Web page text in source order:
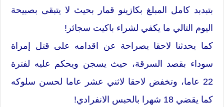
بتبدبد كامل المبلغ بكازينو قمار بحيث لا يتبقى بصبيحة
اليوم التالي ما يكفي لشراء باكيت سجائر!
كما يحدثنا لاحقا يصراحة عن اقدامه على قتل إمراة
سوداء بقصد السرقة، حيث يسجن ويحكم عليه لفترة
22 عاما، وتخفض لاحقا لاثني عشر عاما لحسن سلوكه
كما يقضي 18 شهرا بالحبس الانفرادي!